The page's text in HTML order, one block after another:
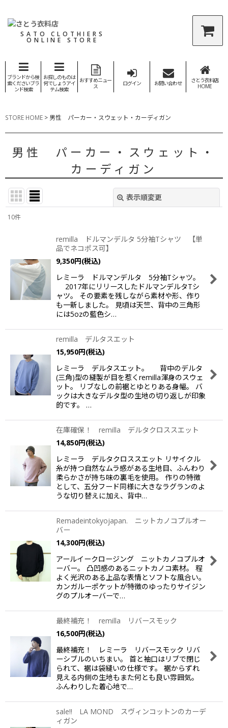
SATO CLOTHIERS
ONLINE STORE
ブランドから検
索くださいブラ
ンド検索
お探しのものは
何でしょうアイ
テム検索
おすすめニュー
ス
ログイン お問い合わせ
さとう衣料店
HOME
STORE HOME > 男性 パーカー・スウェット・カーディガン
男性 パーカー・スウェット・
カーディガン
表示順変更
絞り込む
10件
remilla ドルマンデルタ 5分袖Tシャツ 【単
品でネコポス可】
9,350円(税込)
レミーラ ドルマンデルタ 5分袖Tシャツ。
2017年にリリースしたドルマンデルタTシ
ャツ。 その要素を残しながら素材や形、作り
も一新しました。 見頃は天竺、背中の三角形
には5ozの藍色シ…
remilla デルタスエット
15,950円(税込)
レミーラ デルタスエット。 背中のデルタ
(三角)型の縫製が目を惹くremilla渾身のスウェ
ット。 リブなしの前裾とゆとりある身幅。 バ
ックは大きなデルタ型の生地の切り返しが印象
的です。 …
在庫確保！ remilla デルタクロススエット
14,850円(税込)
レミーラ デルタクロススエット リサイクル
糸が持つ自然なムラ感がある生地目、ふんわり
柔らかさが持ち味の裏毛を使用。 作りの特徴
として、五分フード同様に大きなラグランのよ
うな切り替えに加え、背中…
Remadeintokyojapan. ニットカノコプルオー
バー
14,300円(税込)
アールイークロージング ニットカノコプルオ
ーバー。 凸凹感のあるニットカノコ素材。 程
よく光沢のある上品な表情とソフトな風合い。
カンガルーポケットが特徴のゆったりサイジン
グのプルオーバーで…
最終補充！ remilla リバースモック
16,500円(税込)
最終補充！ レミーラ リバースモック リバ
ーシブルのいちまい。 首と袖口はリブで閉じ
られて、裾は袋縫いの仕様です。 裾からずれ
見える内側の生地もまた何とも良い雰囲気。
ふんわりした着心地で…
sale!! LA MOND スヴィンコットンのカーデ
ィガン